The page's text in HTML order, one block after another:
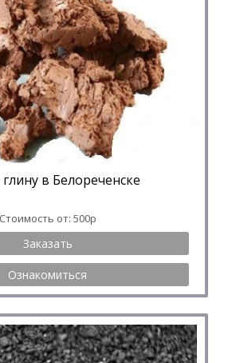
в Белореченске
Стоимость от: 500р
Заказать
Ознакомиться